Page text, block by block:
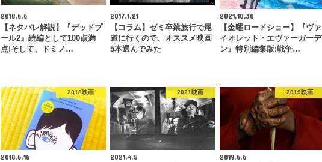
2018.6.6
【ネタバレ解説】『デッドプ
ール2』続編として100点満
点!そして、ドミノ…
2017.1.21
【コラム】ゼミ卒業旅行で尾
道に行くので、オススメ映画
5本選んでみた
2021.10.30
【金曜ロードショー】『ヴァ
イオレット・エヴァーガーデ
ン』特別編集版:戦争…
2018映画
2018.6.16
2021映画
2021.4.5
2019映画
2019.6.6